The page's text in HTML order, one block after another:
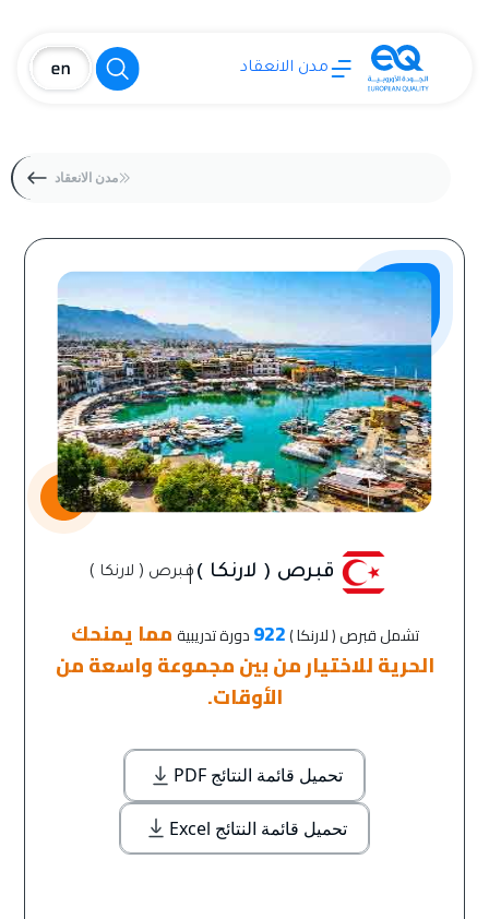
مدن الانعقاد
مدن الانعقاد
قبرص ( لارنكا ) |
قبرص ( لارنكا )
تشمل قبرص ( لارنكا )922دورة تدريبيةمما يمنحك
الحرية للاختيار من بين مجموعة واسعة من
الأوقات.
تحميل قائمة النتائج PDF
تحميل قائمة النتائج Excel